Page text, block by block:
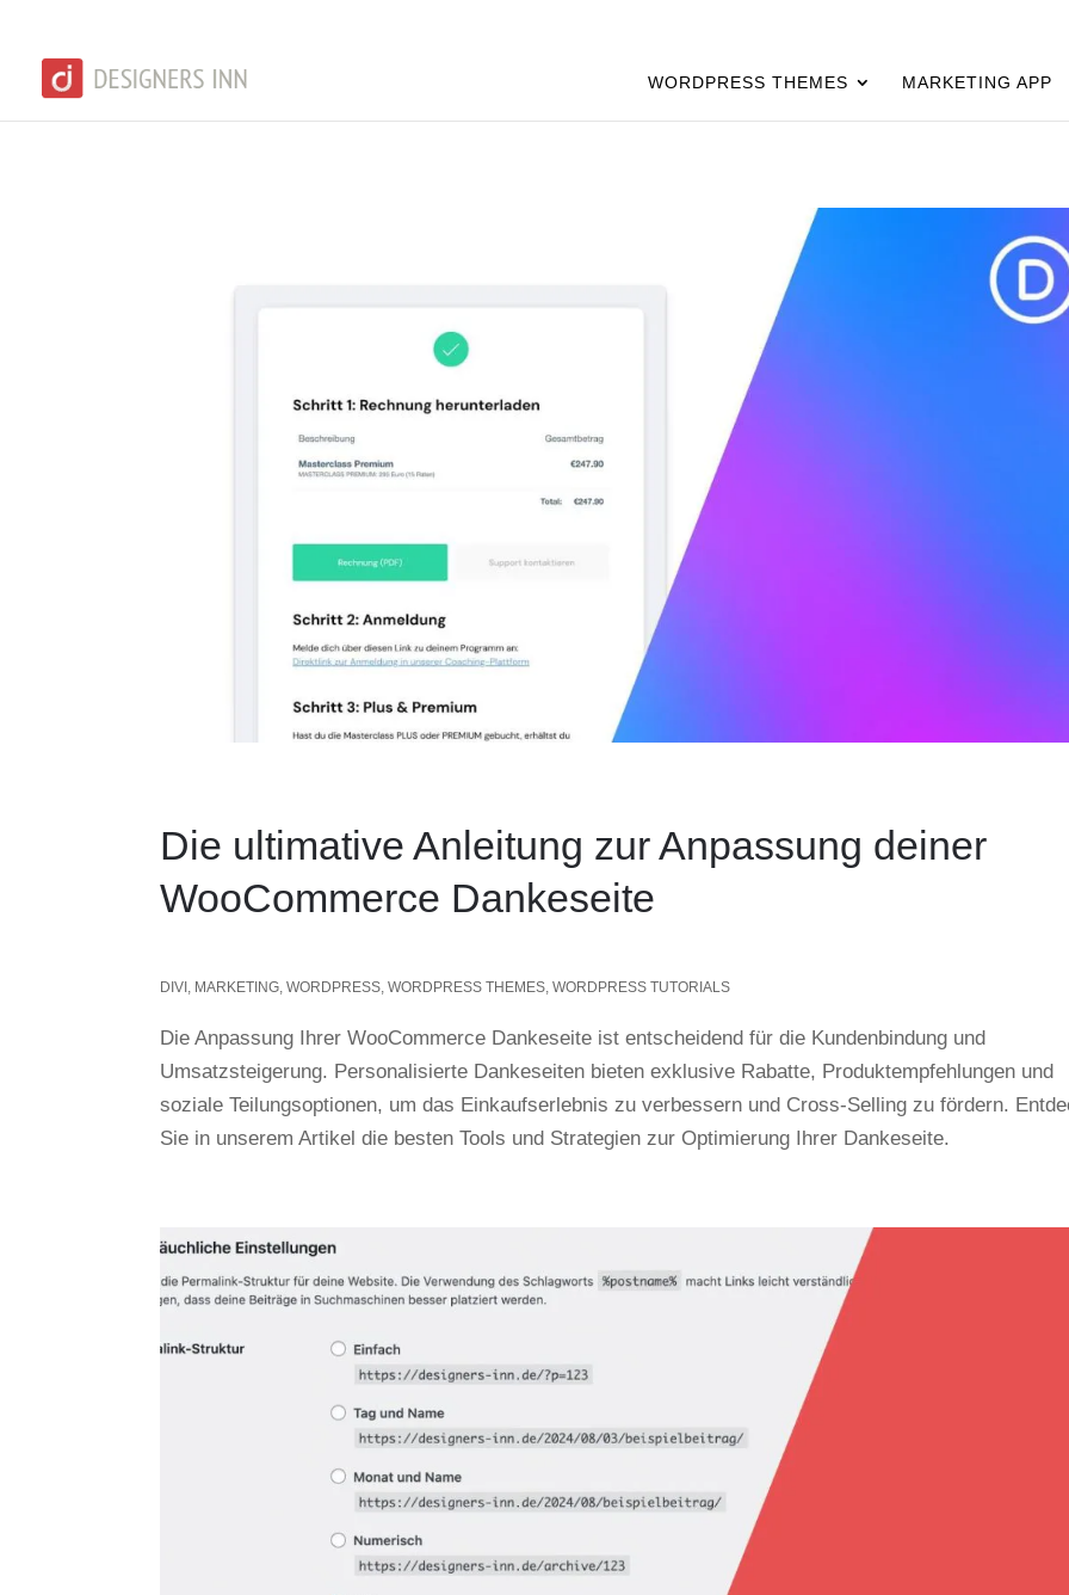
WORDPRESS THEMES MARKETING APP
Die ultimative Anleitung zur Anpassung deiner
WooCommerce Dankeseite
DIVI , MARKETING,WORDPRESS,WORDPRESS THEMES,WORDPRESS TUTORIALS
Die Anpassung Ihrer WooCommerce Dankeseite ist entscheidend für die Kundenbindung und
Umsatzsteigerung. Personalisierte Dankeseiten bieten exklusive Rabatte, Produktempfehlungen und
soziale Teilungsoptionen, um das Einkaufserlebnis zu verbessern und Cross-Selling zu fördern.
Sie in unserem Artikel die besten Tools und Strategien zur Optimierung Ihrer Dankeseite.